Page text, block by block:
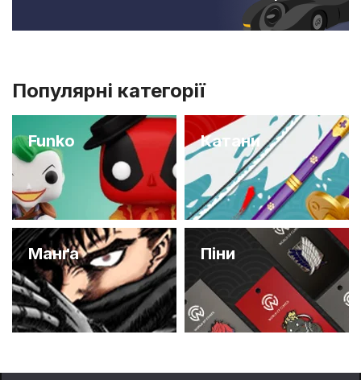
Популярні категорії
Funko Катани
Манґа Піни